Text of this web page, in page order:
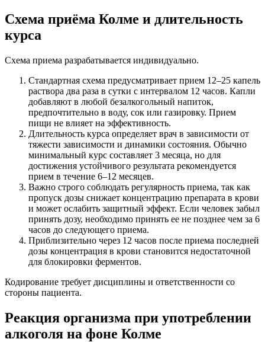
Схема приёма Колме и длительность
курса
Схема приема разрабатывается индивидуально.
Стандартная схема предусматривает прием 12–25 капель
раствора два раза в сутки с интервалом 12 часов. Капли
добавляют в любой безалкогольный напиток,
предпочтительно в воду, сок или газировку. Прием
пищи не влияет на эффективность.
Длительность курса определяет врач в зависимости от
тяжести зависимости и динамики состояния. Обычно
минимальный курс составляет 3 месяца, но для
достижения устойчивого результата рекомендуется
прием в течение 6–12 месяцев.
Важно строго соблюдать регулярность приема, так как
пропуск дозы снижает концентрацию препарата в крови
и может ослабить защитный эффект. Если человек забыл
принять дозу, необходимо принять ее не позднее чем за 6
часов до следующего приема.
Приблизительно через 12 часов после приема последней
дозы концентрация в крови становится недостаточной
для блокировки ферментов.
Кодирование требует дисциплины и ответственности со
стороны пациента.
Реакция организма при употреблении
алкоголя на фоне Колме